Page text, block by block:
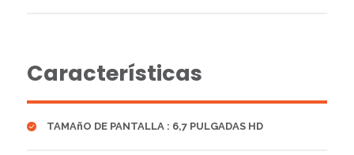
Características
TAMAñO DE PANTALLA : 6,7 PULGADAS HD